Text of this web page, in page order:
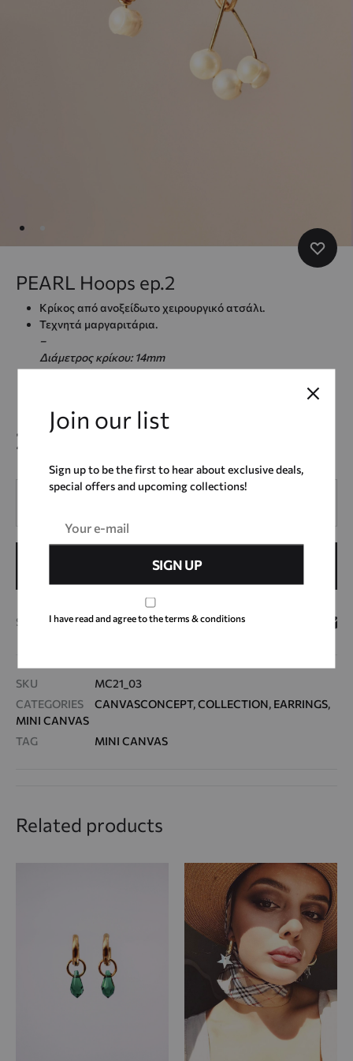
PEARL Hoops ep.2
Κρίκος από ανοξείδωτο χειρουργικό ατσάλι.
Τεχνητά μαργαριτάρια.
–
Διάμετρος κρίκου: 14mm
Πάχος κρίκου: 3mm
22,00 €
Quantity
ADD TO CART
SHARE
SKU
MC21_03
CATEGORIES
CANVASCONCEPT,COLLECTION, EARRINGS,
MINI CANVAS
TAG
MINI CANVAS
Related products
Join our list
Sign up to be the first to hear about exclusive deals,
special offers and upcoming collections!
I have read and agree to the terms & conditions